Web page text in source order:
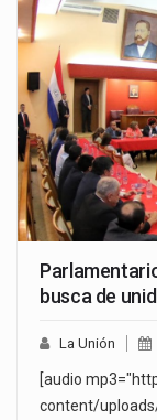
busca de
La Unión
[audio
content/